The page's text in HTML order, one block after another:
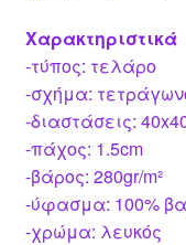
Χαρακτηριστικά
-τύπος: τελάρο
-σχήμα:
-διαστάσεις:
-πάχος: 1.5cm
-βάρος: 280gr/m²
-ύφασμα: 100%
-χρώμα: λευκός